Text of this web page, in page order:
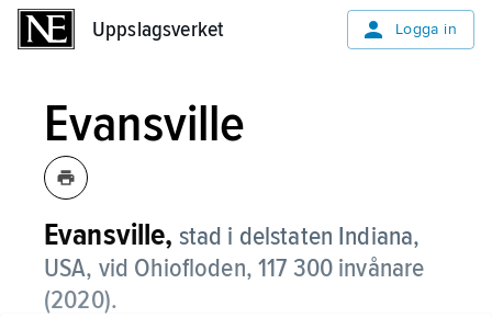
Uppslagsverket Logga in
Evansville
Evansville, stad i delstaten Indiana,
USA, vid Ohiofloden, 117 300 invånare
(2020).